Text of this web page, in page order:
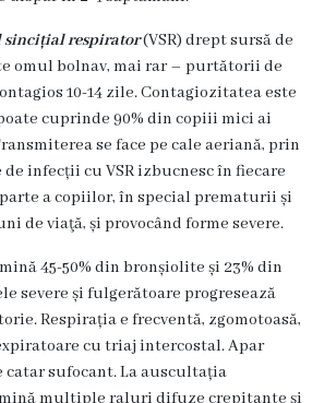
sincițial respirator(VSR) drept sursă de
omul bolnav, mai rar – purtătorii de
10-14 zile. Contagiozitatea este
cuprinde 90% din copiii mici ai
se face pe cale aeriană, prin
infecții cu VSR izbucnesc în fiecare
a copiilor, în special prematurii și
de viaţă, și provocând forme severe.
45-50% din bronșiolite și 23% din
severe și fulgerătoare progresează
Respirația e frecventă, zgomotoasă,
cu triaj intercostal. Apar
catar sufocant. La auscultația
multiple raluri difuze crepitante și